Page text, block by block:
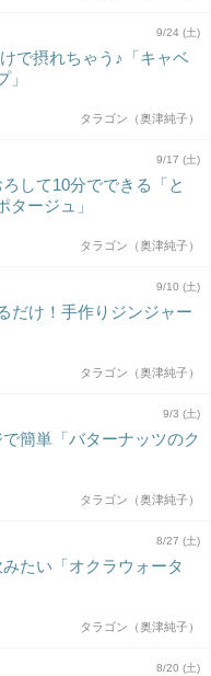
9/24 (土)
で摂れちゃう♪「キャベ
タラゴン（奥津純子）
9/17 (土)
して10分でできる「と
タージュ」
タラゴン（奥津純子）
9/10 (土)
だけ！手作りジンジャー
タラゴン（奥津純子）
9/3 (土)
簡単「バターナッツのク
タラゴン（奥津純子）
8/27 (土)
たい「オクラウォータ
タラゴン（奥津純子）
8/20 (土)